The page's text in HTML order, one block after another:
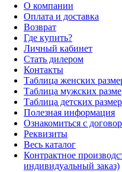
О компании
Оплата и доставка
Возврат
Где купить?
Личный кабинет
Стать дилером
Контакты
Таблица женских
Таблица мужских
Таблица детских
Полезная информация
Ознакомиться с
Реквизиты
Весь каталог
Контрактное
индивидуальный заказ)